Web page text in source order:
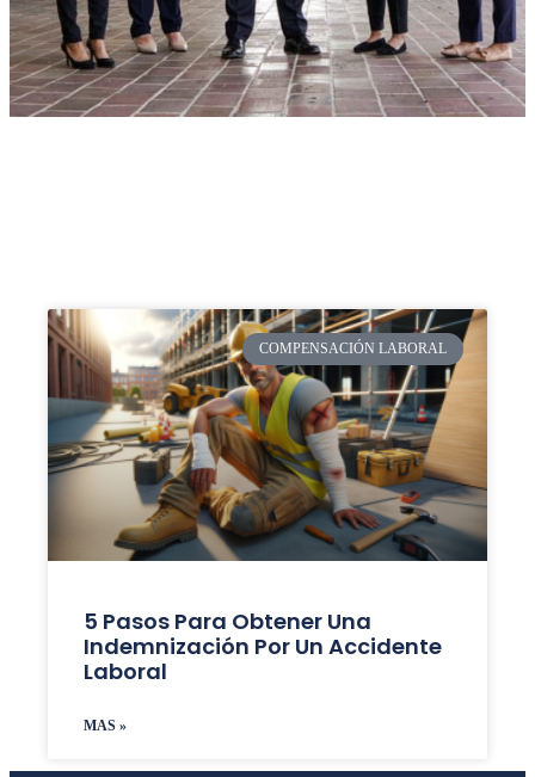
COMPENSACIÓN LABORAL
5 Pasos Para Obtener Una
Indemnización Por Un Accidente
Laboral
MAS »